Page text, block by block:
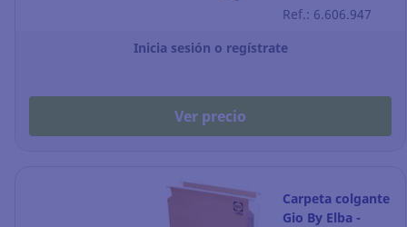
Pack de 25
Ref.: 6.606.947
Inicia sesión o regístrate
Ver precio
Carpeta colgante
Gio By Elba -